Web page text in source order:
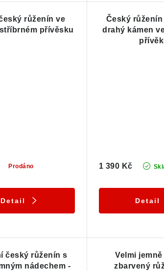
růženín ve
přívěsku
Prodáno
Detail
Český
drahý kámen
1 390 Kč
Detail
český růženín s
nádechem -
Velmi
zbarvený